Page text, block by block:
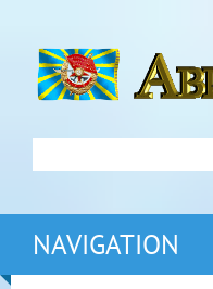
NAVIGATION